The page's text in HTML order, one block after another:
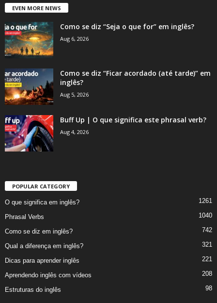
EVEN MORE NEWS
Como se diz “Seja o que for” em inglês?
Aug 6, 2026
Como se diz “Ficar acordado (até tarde)” em
inglês?
Aug 5, 2026
Buff Up | O que significa este phrasal verb?
Aug 4, 2026
POPULAR CATEGORY
O que significa em inglês? 1261
Phrasal Verbs 1040
Como se diz em inglês? 742
Qual a diferença em inglês? 321
Dicas para aprender inglês 221
Aprendendo inglês com vídeos 208
Estruturas do inglês 98